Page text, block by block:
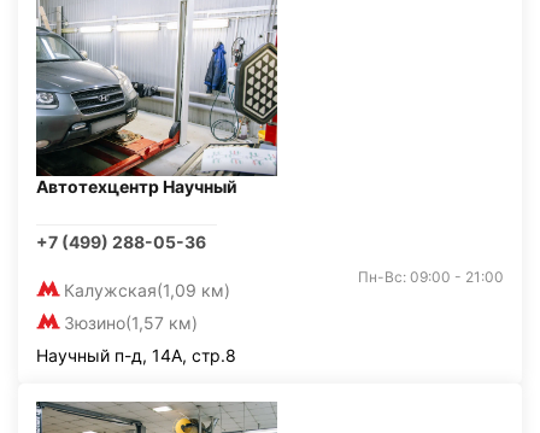
Автотехцентр Научный
+7 (499) 288-05-36
Калужская(1,09 км)
Зюзино(1,57 км)
Пн-Вс: 09:00 - 21:00
Научный п-д, 14А, стр.8